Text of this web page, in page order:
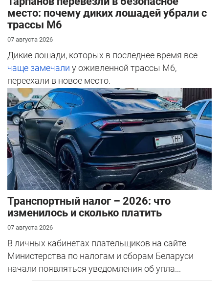
место: почему диких лошадей убрали с
трассы М6
07 августа 2026
Дикие лошади, которых в последнее время все
чаще замечали у оживленной трассы М6,
переехали в новое место.
Транспортный налог – 2026: что
изменилось и сколько платить
07 августа 2026
В личных кабинетах плательщиков на сайте
Министерства по налогам и сборам Беларуси
начали появляться уведомления об упла...